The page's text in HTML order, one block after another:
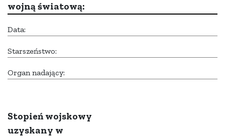
wojną światową:
Data:
Starszeństwo:
Organ nadający:
Stopień wojskowy
uzyskany w